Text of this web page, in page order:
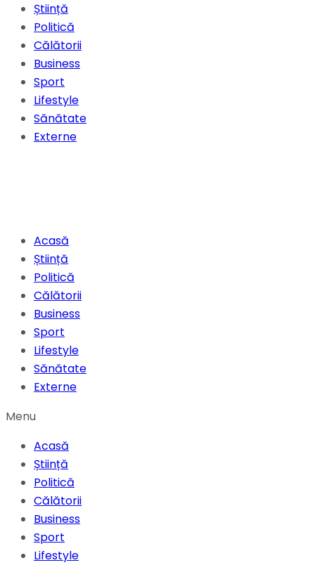
Știință
Politică
Călătorii
Business
Sport
Lifestyle
Sănătate
Externe
Acasă
Știință
Politică
Călătorii
Business
Sport
Lifestyle
Sănătate
Externe
Menu
Acasă
Știință
Politică
Călătorii
Business
Sport
Lifestyle